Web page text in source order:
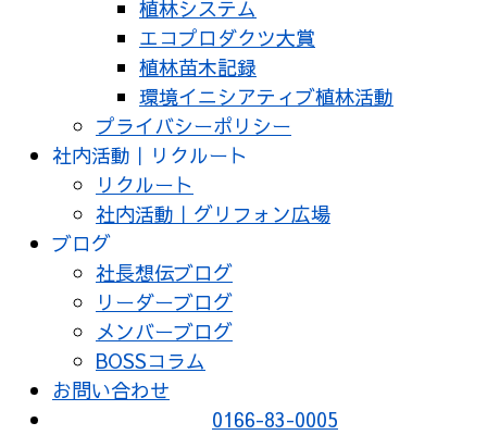
植林システム
エコプロダクツ大賞
植林苗木記録
環境イニシアティブ植林活動
プライバシーポリシー
社内活動｜リクルート
リクルート
社内活動｜グリフォン広場
ブログ
社長想伝ブログ
リーダーブログ
メンバーブログ
BOSSコラム
お問い合わせ
0166-83-0005